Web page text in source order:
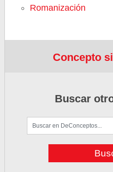
Romanización
Concepto
Buscar